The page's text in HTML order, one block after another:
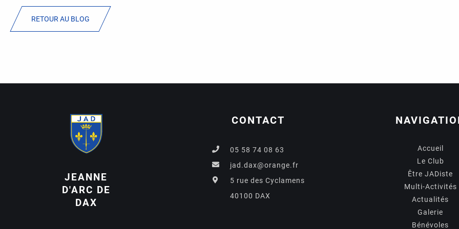
RETOUR AU BLOG
JEANNE
D'ARC DE
DAX
CONTACT
05 58 74 08 63
jad.dax@orange.fr
5 rue des Cyclamens
40100 DAX
Accueil
Le Club
Être JADiste
Multi-Activités
Actualités
Galerie
Bénévoles